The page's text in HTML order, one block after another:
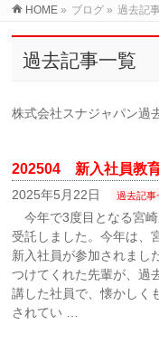
HOME » ブログ » 過去記
過去記事一覧
株式会社スナジャパン過
202504 新入社員教育
2025年5月22日 過去記事
今年で3度目となる宮
受託しました。今年は、
新入社員が参加されまし
つけてくれた先輩が、過
講した社員で、懐かしく
されてい …